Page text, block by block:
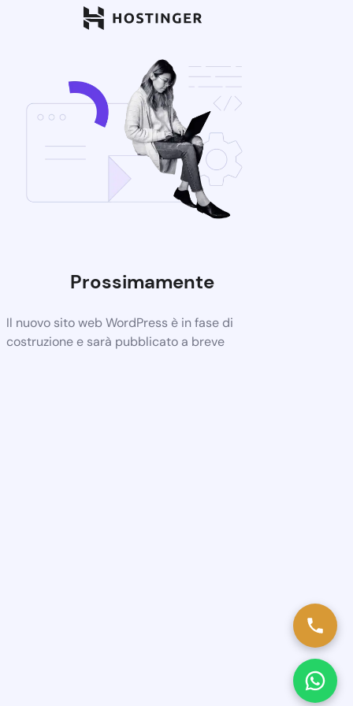
Prossimamente
Il nuovo sito web WordPress è in fase di
costruzione e sarà pubblicato a breve